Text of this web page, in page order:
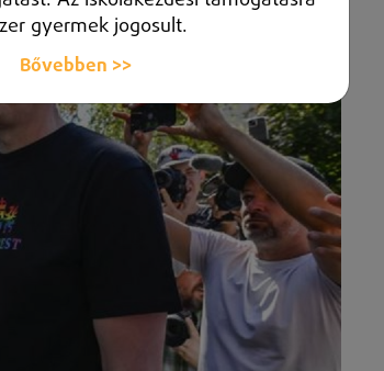
gyermek jogosult.
Bővebben >>